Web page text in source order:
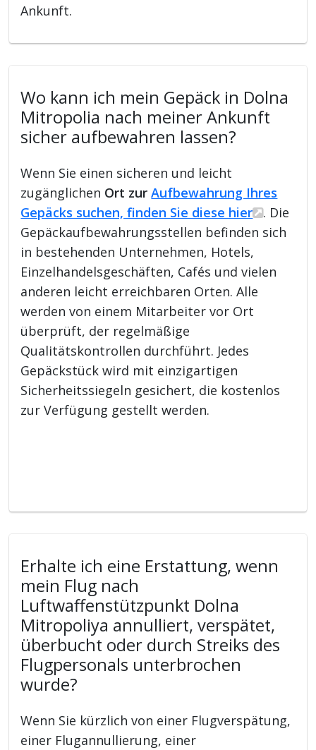
Ankunft.
Wo kann ich mein Gepäck in Dolna
Mitropolia nach meiner Ankunft
sicher aufbewahren lassen?
Wenn Sie einen sicheren und leicht
zugänglichen Ort zurAufbewahrung Ihres
Gepäcks suchen, finden Sie diese hier
. Die
Gepäckaufbewahrungsstellen befinden sich
in bestehenden Unternehmen, Hotels,
Einzelhandelsgeschäften, Cafés und vielen
anderen leicht erreichbaren Orten. Alle
werden von einem Mitarbeiter vor Ort
überprüft, der regelmäßige
Qualitätskontrollen durchführt. Jedes
Gepäckstück wird mit einzigartigen
Sicherheitssiegeln gesichert, die kostenlos
zur Verfügung gestellt werden.
Erhalte ich eine Erstattung, wenn
mein Flug nach
Luftwaffenstützpunkt Dolna
Mitropoliya annulliert, verspätet,
überbucht oder durch Streiks des
Flugpersonals unterbrochen
wurde?
Wenn Sie kürzlich von einer Flugverspätung,
einer Flugannullierung, einer